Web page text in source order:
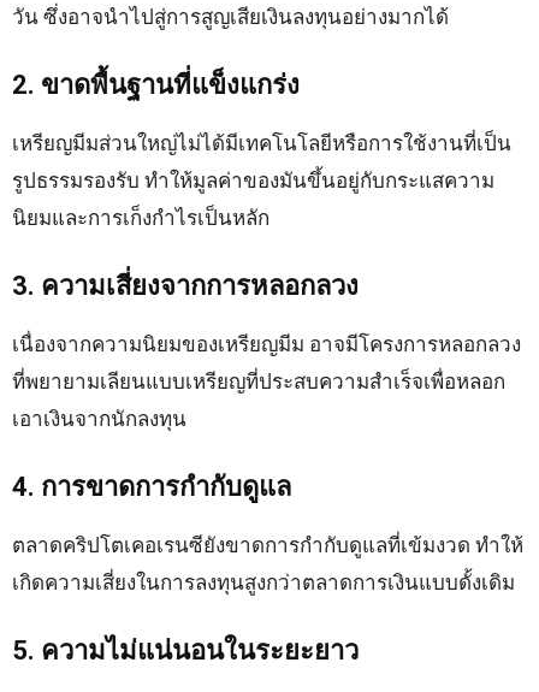
วัน ซึ่งอาจนำไปสู่การสูญเสียเงินลงทุนอย่างมากได้
2. ขาดพื้นฐานที่แข็งแกร่ง
เหรียญมีมส่วนใหญ่ไม่ได้มีเทคโนโลยีหรือการใช้งานที่เป็น
รูปธรรมรองรับ ทำให้มูลค่าของมันขึ้นอยู่กับกระแสความ
นิยมและการเก็งกำไรเป็นหลัก
3. ความเสี่ยงจากการหลอกลวง
เนื่องจากความนิยมของเหรียญมีม อาจมีโครงการหลอกลวง
ที่พยายามเลียนแบบเหรียญที่ประสบความสำเร็จเพื่อหลอก
เอาเงินจากนักลงทุน
4. การขาดการกำกับดูแล
ตลาดคริปโตเคอเรนซียังขาดการกำกับดูแลที่เข้มงวด ทำให้
เกิดความเสี่ยงในการลงทุนสูงกว่าตลาดการเงินแบบดั้งเดิม
5. ความไม่แน่นอนในระยะยาว